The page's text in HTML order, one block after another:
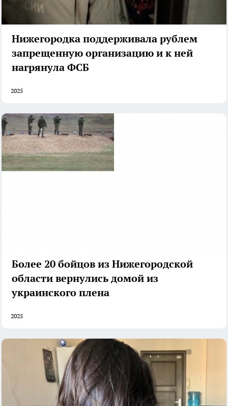
Нижегородка поддерживала рублем
запрещенную организацию и к ней
нагрянула ФСБ
2025
Более 20 бойцов из Нижегородской
области вернулись домой из
украинского плена
2025